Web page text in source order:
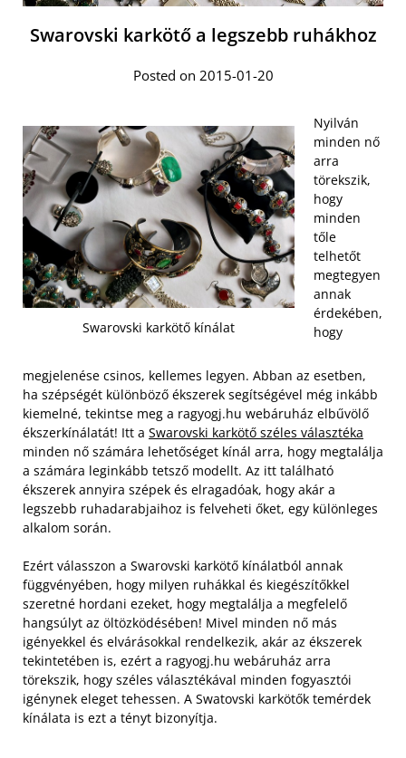
Swarovski karkötő a legszebb ruhákhoz
Posted on 2015-01-20
Swarovski karkötő kínálat
Nyilván
minden nő
arra
törekszik,
hogy
minden
tőle
telhetőt
megtegyen
annak
érdekében,
hogy
megjelenése csinos, kellemes legyen. Abban az esetben,
ha szépségét különböző ékszerek segítségével még inkább
kiemelné, tekintse meg a ragyogj.hu webáruház elbűvölő
ékszerkínálatát! Itt a Swarovski karkötő széles választéka
minden nő számára lehetőséget kínál arra, hogy megtalálja
a számára leginkább tetsző modellt. Az itt található
ékszerek annyira szépek és elragadóak, hogy akár a
legszebb ruhadarabjaihoz is felveheti őket, egy különleges
alkalom során.
Ezért válasszon a Swarovski karkötő kínálatból annak
függvényében, hogy milyen ruhákkal és kiegészítőkkel
szeretné hordani ezeket, hogy megtalálja a megfelelő
hangsúlyt az öltözködésében! Mivel minden nő más
igényekkel és elvárásokkal rendelkezik, akár az ékszerek
tekintetében is, ezért a ragyogj.hu webáruház arra
törekszik, hogy széles választékával minden fogyasztói
igénynek eleget tehessen. A Swatovski karkötők temérdek
kínálata is ezt a tényt bizonyítja.